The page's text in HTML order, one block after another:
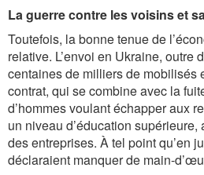
La guerre contre les voisins et
Toutefois, la bonne tenue de
relative. L’envoi en Ukraine, outre
centaines de milliers de mobilisés
contrat, qui se combine avec la
d’hommes voulant échapper aux
un niveau d’éducation
des entreprises. À tel point qu’en
déclaraient manquer de main-